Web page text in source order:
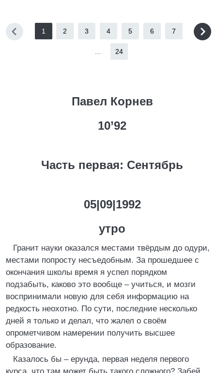
1 2 3 4 5 6 7
24
Павел Корнев
10’92
Часть первая: Сентябрь
05|09|1992
утро
Гранит науки оказался местами твёрдым до одури,
местами попросту несъедобным. За прошедшее с
окончания школы время я успел порядком
подзабыть, каково это вообще – учиться, и мозги
воспринимали новую для себя информацию на
редкость неохотно. По сути, последние несколько
дней я только и делал, что жалел о своём
опрометчивом намерении получить высшее
образование.
Казалось бы – ерунда, первая неделя первого